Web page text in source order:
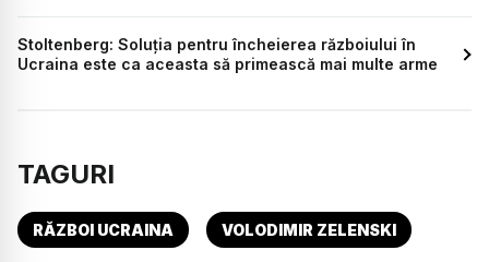
Stoltenberg: Soluţia pentru încheierea războiului în
Ucraina este ca aceasta să primească mai multe arme
TAGURI
RĂZBOI UCRAINA VOLODIMIR ZELENSKI